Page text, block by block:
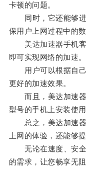
卡顿的问题。
同时，它还能够进
保用户上网过程中的数
美达加速器手机客
即可实现网络的加速。
用户可以根据自己
更好的加速效果。
而且，美达加速器
型号的手机上安装使用
总之，美达加速器
上网的体验，还能够
无论在速度、安全
的需求，让您畅享无